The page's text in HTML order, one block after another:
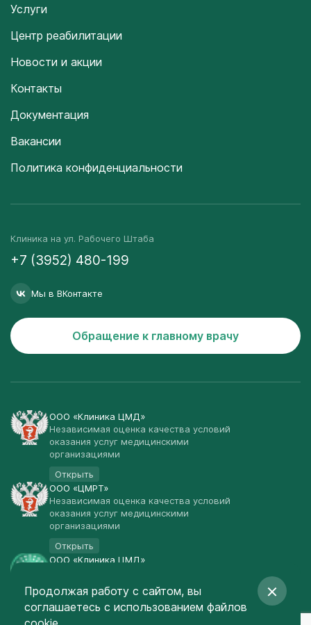
Услуги
Центр реабилитации
Новости и акции
Контакты
Документация
Вакансии
Политика конфиденциальности
Клиника на ул. Рабочего Штаба
+7 (3952) 480-199
Мы в ВКонтакте
Обращение к главному врачу
ООО «Клиника ЦМД»
Независимая оценка качества условий
оказания услуг медицинскими
организациями
Открыть
ООО «ЦМРТ»
Независимая оценка качества условий
оказания услуг медицинскими
организациями
Открыть
ООО «Клиника ЦМД»
Открыть
© Клиника ЦМД 2003-2026
Продолжая работу с сайтом, вы
соглашаетесь с использованием файлов